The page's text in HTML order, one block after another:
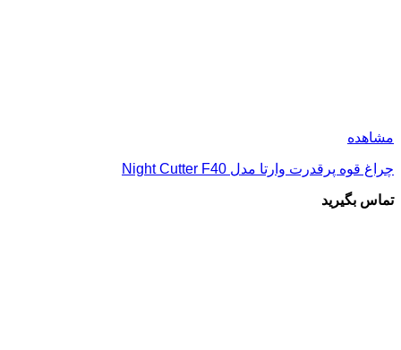
مشاهده
چراغ قوه پرقدرت وارتا مدل Night Cutter F40
تماس بگیرید